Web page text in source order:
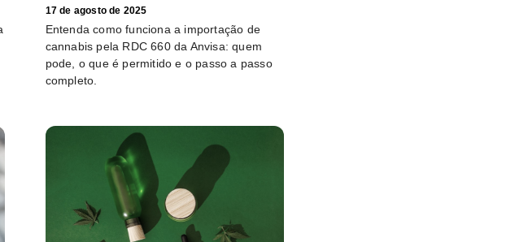
17 de agosto de 2025
Entenda como funciona a importação de
cannabis pela RDC 660 da Anvisa: quem
pode, o que é permitido e o passo a passo
completo.